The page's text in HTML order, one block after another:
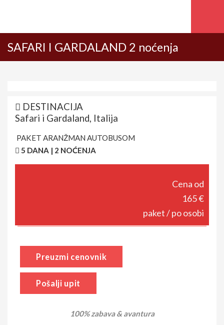
SAFARI I GARDALAND 2 noćenja
DESTINACIJA
Safari i Gardaland, Italija
PAKET ARANŽMAN AUTOBUSOM
5 DANA | 2 NOĆENJA
Cena od
165 €
paket / po osobi
Preuzmi cenovnik
Pošalji upit
100% zabava & avantura